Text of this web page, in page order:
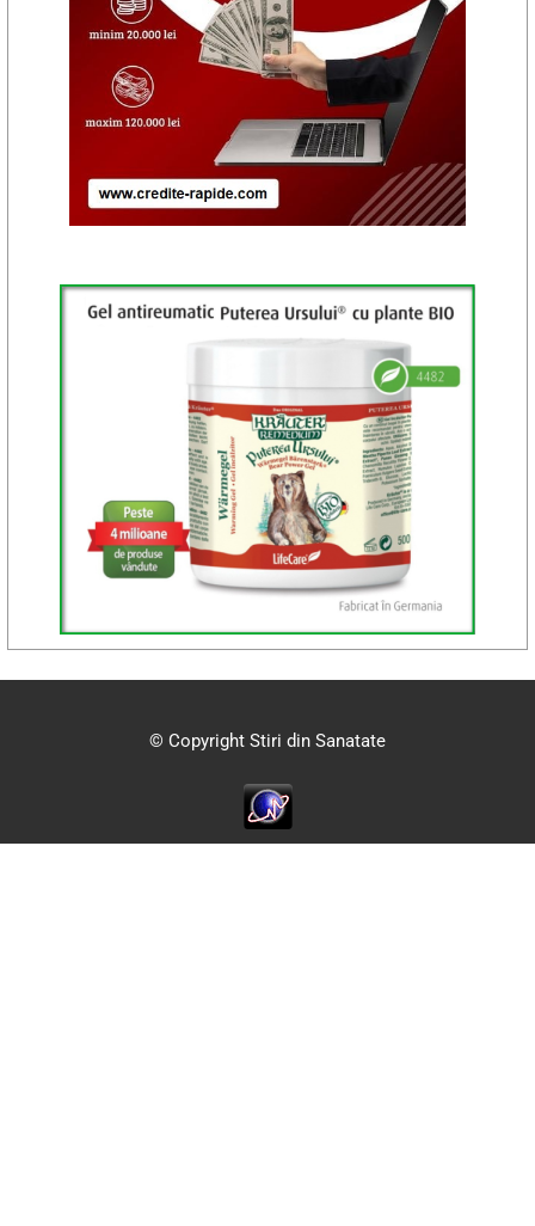
© Copyright Stiri din Sanatate